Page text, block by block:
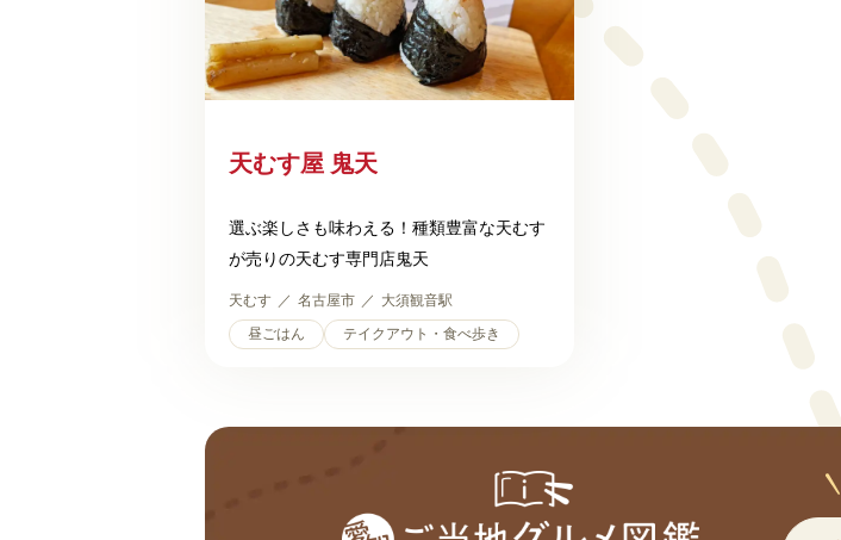
天むす屋 鬼天
選ぶ楽しさも味わえる！種類豊富な天むす
が売りの天むす専門店鬼天
天むす 名古屋市
大須観音駅
昼ごはん
テイクアウト・食べ歩き